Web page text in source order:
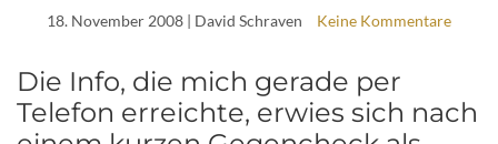
18. November 2008 | David Schraven Keine Kommentare
Die Info, die mich gerade per
Telefon erreichte, erwies sich nach